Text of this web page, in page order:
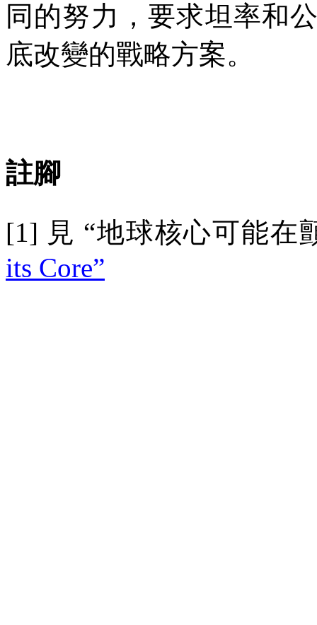
同的努力，要求坦率和
底改變的戰略方案。
註腳
[1] 見 “地球核心可能在
its Core”